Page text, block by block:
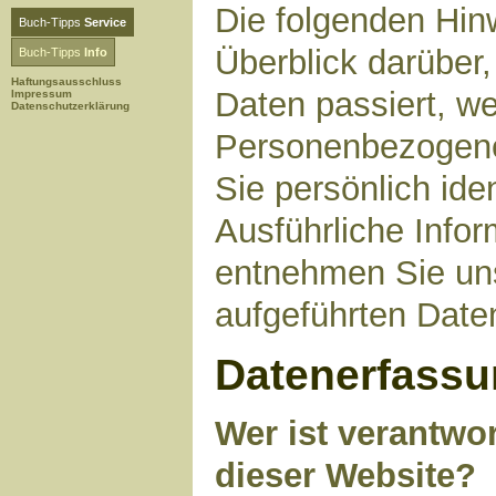
Buch-Tipps Service
Buch-Tipps Info
Haftungsausschluss
Impressum
Datenschutzerklärung
Die folgenden
Überblick
Daten passiert,
Sie persönlich
Ausführliche
entnehmen Sie
aufgeführten
Wer ist
dieser Website?